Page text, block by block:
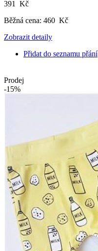
391 Kč
Běžná cena: 460 Kč
Zobrazit detaily
Přidat do seznamu přání
Prodej
-15%